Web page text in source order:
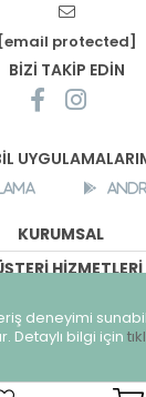
[email protected]
BİZİ TAKİP EDİN
KURUMSAL
HİZMETLERİ
- Tüm hakları
deneyimi
Detaylı bilgi için